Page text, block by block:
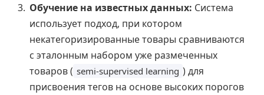
Обучение на известных данных: Система
использует подход, при котором
некатегоризированные товары сравниваются
с эталонным набором уже размеченных
товаров ( semi-supervised learning ) для
присвоения тегов на основе высоких порогов